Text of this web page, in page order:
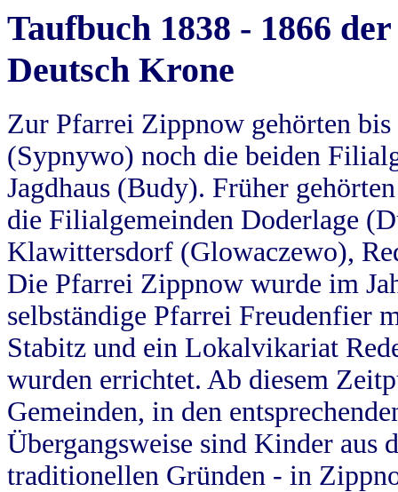
Taufbuch 1838 - 1866
Deutsch Krone
Zur Pfarrei Zippnow gehörten
(Sypnywo) noch die beiden
Jagdhaus (Budy). Früher
die Filialgemeinden Doderlage
Klawittersdorf (Glowaczewo),
Die Pfarrei Zippnow wurde im
selbständige Pfarrei Freudenfier
Stabitz und ein Lokalvikariat
wurden errichtet. Ab diesem
Gemeinden, in den
Übergangsweise sind Kinder aus
traditionellen Gründen - in